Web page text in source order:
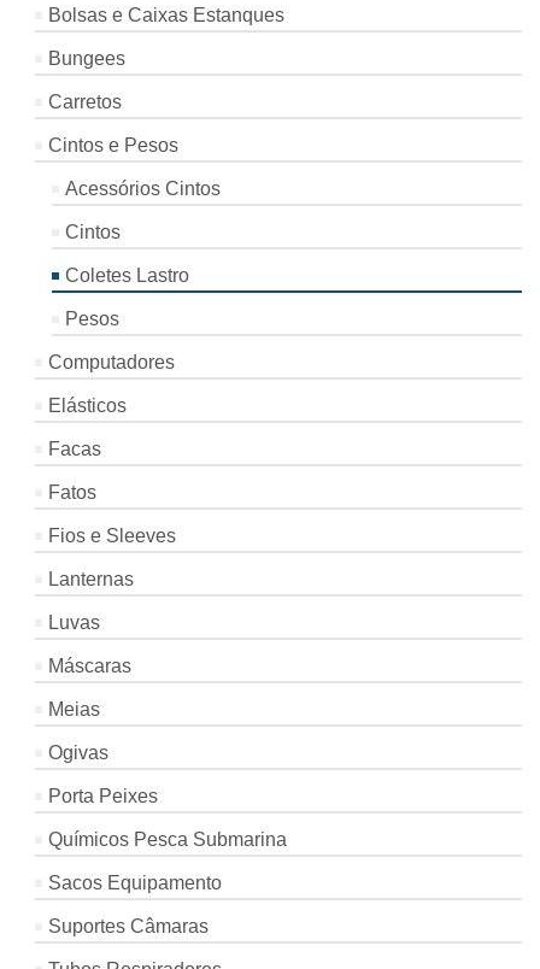
Bolsas e Caixas Estanques
Bungees
Carretos
Cintos e Pesos
Acessórios Cintos
Cintos
Coletes Lastro
Pesos
Computadores
Elásticos
Facas
Fatos
Fios e Sleeves
Lanternas
Luvas
Máscaras
Meias
Ogivas
Porta Peixes
Químicos Pesca Submarina
Sacos Equipamento
Suportes Câmaras